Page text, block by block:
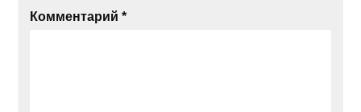
Комментарий*